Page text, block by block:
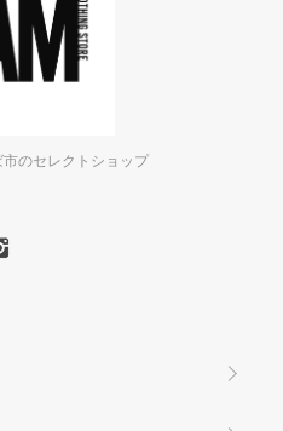
のセレクトショップ